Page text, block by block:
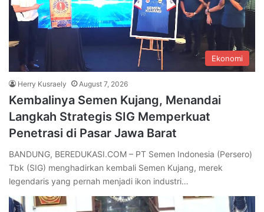
Ekonomi
Herry Kusraely August 7, 2026
Kembalinya Semen Kujang, Menandai
Langkah Strategis SIG Memperkuat
Penetrasi di Pasar Jawa Barat
BANDUNG, BEREDUKASI.COM – PT Semen Indonesia (Persero)
Tbk (SIG) menghadirkan kembali Semen Kujang, merek
legendaris yang pernah menjadi ikon industri…